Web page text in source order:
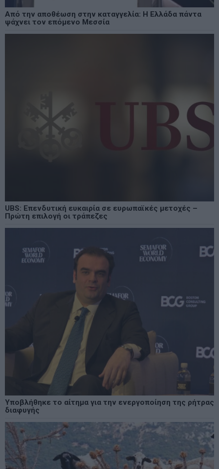
Από την αποθέωση στην καταγγελία: Η Ελλάδα πάντα
ψάχνει τον επόμενο Μεσσία
UBS: Επενδυτική ευκαιρία σε ευρωπαϊκές μετοχές –
Πρώτη επιλογή οι τράπεζες
Υποβλήθηκε το αίτημα για την ενεργοποίηση της ρήτρας
διαφυγής